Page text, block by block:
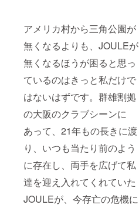
アメリカ村から三角公園が
無くなるよりも、JOULEが
無くなるほうが困ると思っ
ているのはきっと私だけで
はないはずです。群雄割拠
の大阪のクラブシーンに
あって、21年もの長きに渡
り、いつも当たり前のよう
に存在し、両手を広げて私
達を迎え入れてくれていた
JOULEが、今存亡の危機に